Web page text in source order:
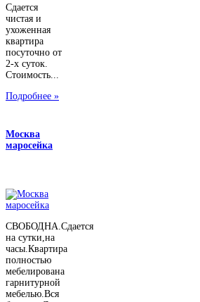
Сдается
чистая и
ухоженная
квартира
посуточно от
2-х суток.
Стоимость...
Подробнее »
Москва
маросейка
СВОБОДНА.Сдается
на сутки,на
часы.Квартира
полностью
мебелирована
гарнитурной
мебелью.Вся